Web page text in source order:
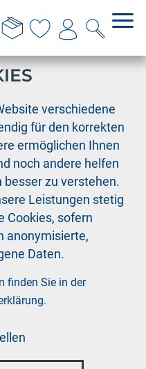
›
verschiedene
für den korrekten
ermöglichen Ihnen
noch andere helfen
besser zu verstehen.
Leistungen stetig
Cookies, sofern
anonymisierte,
Daten.
finden Sie in der
.